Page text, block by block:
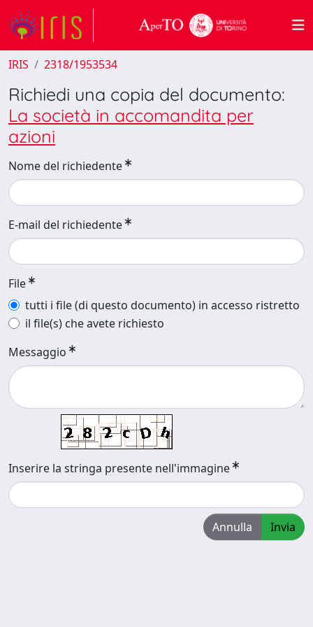
IRIS 2318/1953534
Richiedi una copia del documento:
La società in accomandita per
azioni
Nome del richiedente
E-mail del richiedente
File
tutti i file (di questo documento) in accesso ristretto
il file(s) che avete richiesto
Messaggio
Inserire la stringa presente nell'immagine
Annulla Invia